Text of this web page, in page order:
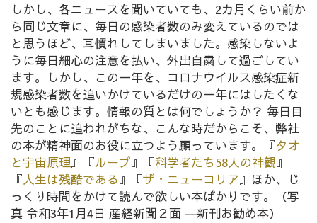
しかし、各ニュースを聞いていても、2カ月くらい前か
ら同じ文章に、毎日の感染者数のみ変えているのでは
と思うほど、耳慣れしてしまいました。感染しないよ
うに毎日細心の注意を払い、外出自粛して過ごしてい
ます。しかし、この一年を、コロナウイルス感染症新
規感染者数を追いかけているだけの一年にはしたくな
いとも感じます。情報の質とは何でしょうか？ 毎日目
先のことに追われがちな、こんな時だからこそ、弊社
の本が精神面のお役に立つよう願っています。『タオ
と宇宙原理』『ループ』『科学者たち58人の神観』
『人生は残酷である』『ザ・ニューコリア』ほか、じ
っくり時間をかけて読んで欲しい本ばかりです。（写
真 令和3年1月4日 産経新聞２面 ―新刊お勧め本）